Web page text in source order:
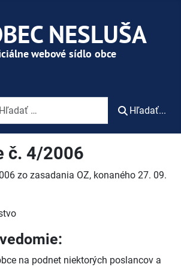
Hľadať...
č. 4/2006
zo zasadania OZ, konaného 27. 09.
na podnet niektorých poslancov a